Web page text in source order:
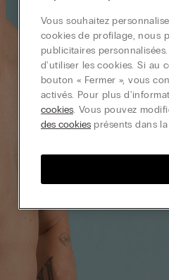
Vous souhaitez
cookies de profilage, nous
publicitaires
d'utiliser les cookies. Si au
bouton « Fermer », vous
activés. Pour plus
cookies. Vous pouvez
des cookies présents dans